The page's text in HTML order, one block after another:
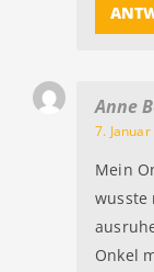
Anne
7.
Mein
wusste
Onkel